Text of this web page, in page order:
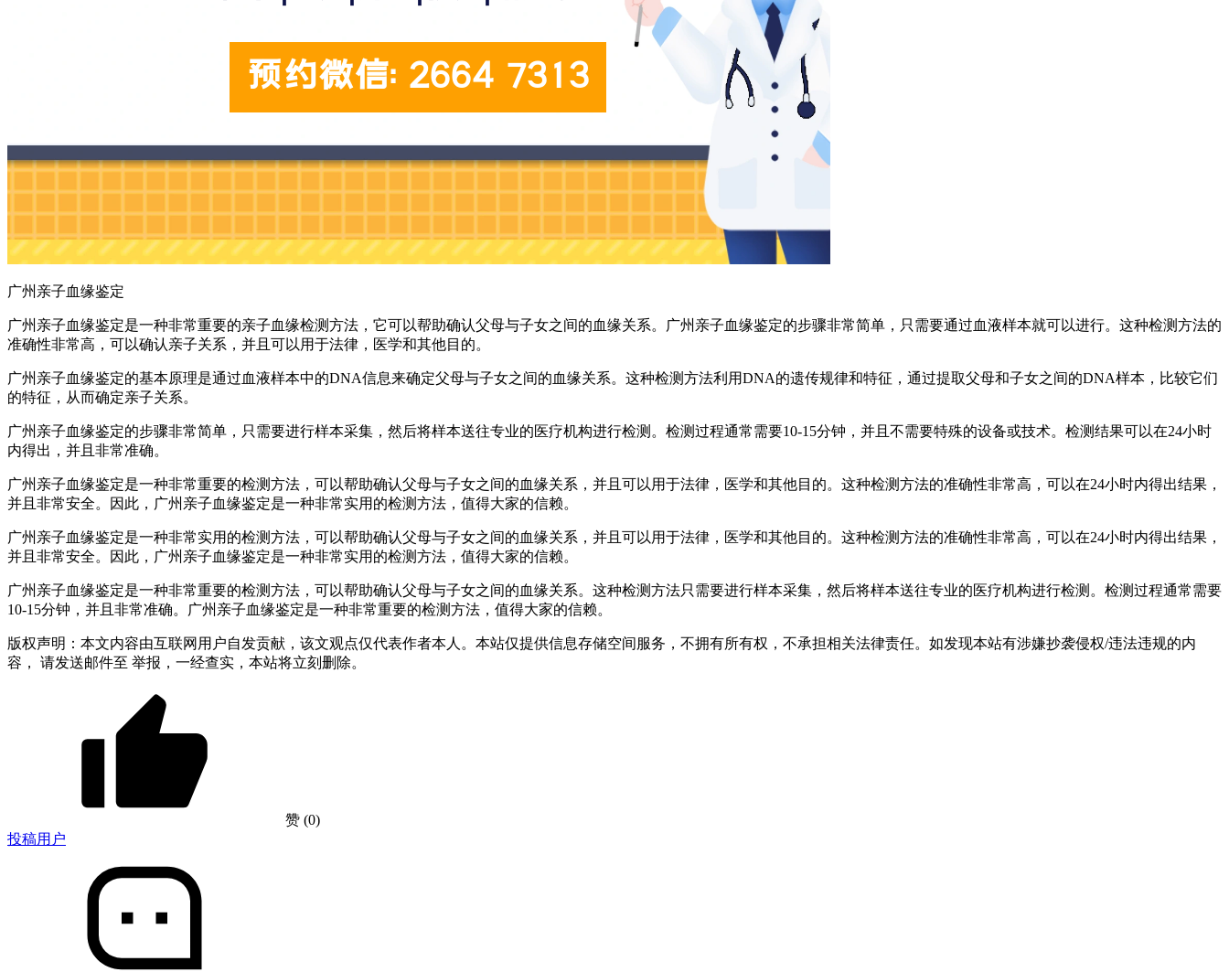
广州亲子血缘鉴定
广州亲子血缘鉴定是一种非常重要的亲子血缘检测方法，它可以帮助确认父母与子女之间的血缘关系。广州亲子血缘鉴定的步骤非常简单，只需要通过血液样本就可以进行。这种检测方法的
准确性非常高，可以确认亲子关系，并且可以用于法律，医学和其他目的。
广州亲子血缘鉴定的基本原理是通过血液样本中的DNA信息来确定父母与子女之间的血缘关系。这种检测方法利用DNA的遗传规律和特征，通过提取父母和子女之间的DNA样本，比较它们
的特征，从而确定亲子关系。
广州亲子血缘鉴定的步骤非常简单，只需要进行样本采集，然后将样本送往专业的医疗机构进行检测。检测过程通常需要10-15分钟，并且不需要特殊的设备或技术。检测结果可以在24小时
内得出，并且非常准确。
广州亲子血缘鉴定是一种非常重要的检测方法，可以帮助确认父母与子女之间的血缘关系，并且可以用于法律，医学和其他目的。这种检测方法的准确性非常高，可以在24小时内得出结果，
并且非常安全。因此，广州亲子血缘鉴定是一种非常实用的检测方法，值得大家的信赖。
广州亲子血缘鉴定是一种非常实用的检测方法，可以帮助确认父母与子女之间的血缘关系，并且可以用于法律，医学和其他目的。这种检测方法的准确性非常高，可以在24小时内得出结果，
并且非常安全。因此，广州亲子血缘鉴定是一种非常实用的检测方法，值得大家的信赖。
广州亲子血缘鉴定是一种非常重要的检测方法，可以帮助确认父母与子女之间的血缘关系。这种检测方法只需要进行样本采集，然后将样本送往专业的医疗机构进行检测。检测过程通常需要
10-15分钟，并且非常准确。广州亲子血缘鉴定是一种非常重要的检测方法，值得大家的信赖。
版权声明：本文内容由互联网用户自发贡献，该文观点仅代表作者本人。本站仅提供信息存储空间服务，不拥有所有权，不承担相关法律责任。如发现本站有涉嫌抄袭侵权/违法违规的内
容， 请发送邮件至 举报，一经查实，本站将立刻删除。
赞 (0)
投稿用户